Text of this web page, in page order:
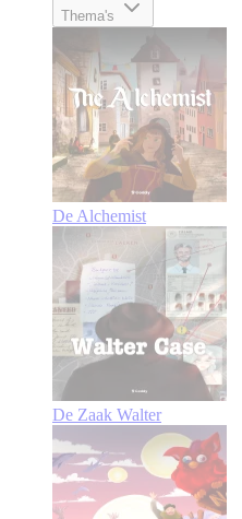
Thema's
De Alchemist
De Zaak Walter